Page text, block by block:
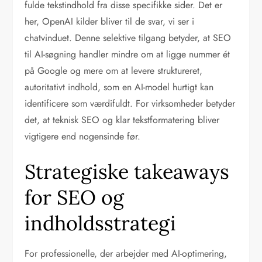
fulde tekstindhold fra disse specifikke sider. Det er
her, OpenAI kilder bliver til de svar, vi ser i
chatvinduet. Denne selektive tilgang betyder, at SEO
til AI-søgning handler mindre om at ligge nummer ét
på Google og mere om at levere struktureret,
autoritativt indhold, som en AI-model hurtigt kan
identificere som værdifuldt. For virksomheder betyder
det, at teknisk SEO og klar tekstformatering bliver
vigtigere end nogensinde før.
Strategiske takeaways
for SEO og
indholdsstrategi
For professionelle, der arbejder med AI-optimering,